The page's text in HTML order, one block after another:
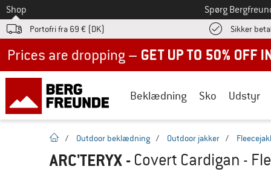
Til
Shop Spørg
Portofri fra 69 € (DK) Sikker
Beklædning Sko Udstyr
Hjemmeside
/ Outdoor beklædning / Outdoor jakker /
ARC'TERYX - Covert Cardigan -